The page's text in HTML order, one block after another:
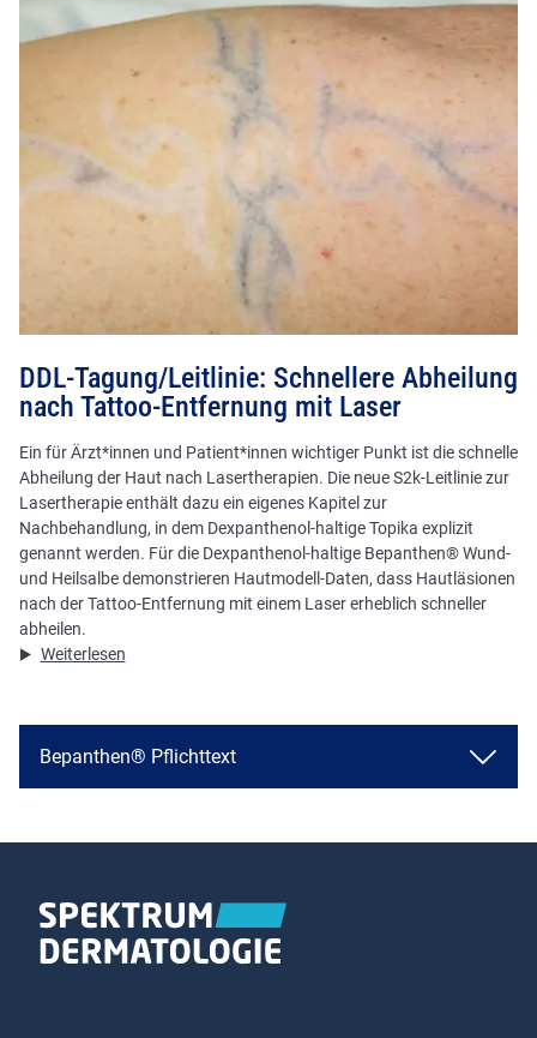
DDL-Tagung/Leitlinie: Schnellere Abheilung
nach Tattoo-Entfernung mit Laser
Ein für Ärzt*innen und Patient*innen wichtiger Punkt ist die schnelle
Abheilung der Haut nach Lasertherapien. Die neue S2k-Leitlinie zur
Lasertherapie enthält dazu ein eigenes Kapitel zur
Nachbehandlung, in dem Dexpanthenol-haltige Topika explizit
genannt werden. Für die Dexpanthenol-haltige Bepanthen® Wund-
und Heilsalbe demonstrieren Hautmodell-Daten, dass Hautläsionen
nach der Tattoo-Entfernung mit einem Laser erheblich schneller
abheilen.
Weiterlesen
Bepanthen® Pflichttext